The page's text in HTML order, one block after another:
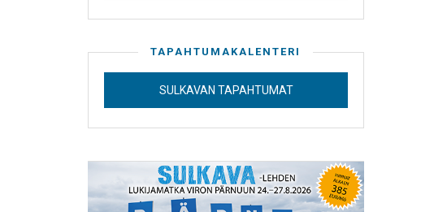
TAPAHTUMAKALENTERI
SULKAVAN TAPAHTUMAT